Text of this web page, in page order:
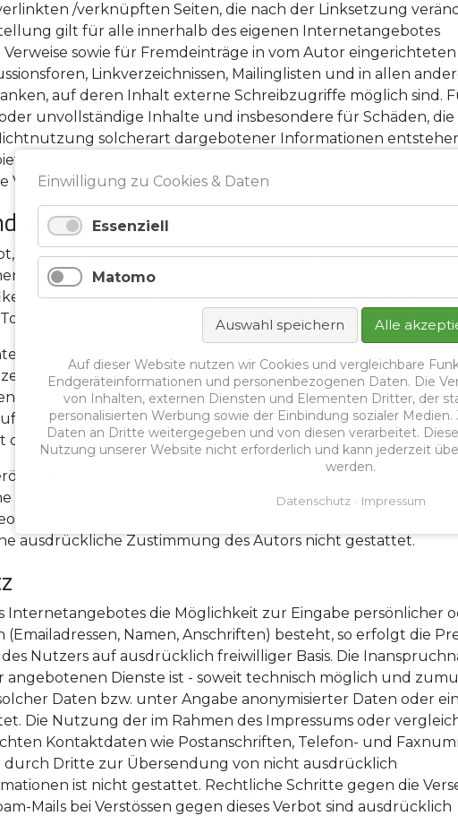
/verknüpften Seiten, die nach der Linksetzung
gilt für alle innerhalb des eigenen Internetangebotes
sowie für Fremdeinträge in vom Autor eingerichteten
Linkverzeichnissen, Mailinglisten und in allen
auf deren Inhalt externe Schreibzugriffe möglich sind.
unvollständige Inhalte und insbesondere für Schäden, die
solcherart dargebotener Informationen
der Seite, auf welche verwiesen wurde, nicht derjenige,
Veröffentlichung lediglich verweist.
Kennzeichenrecht
in allen Publikationen die Urheberrechte der verwendeten
Videosequenzen und Texte zu beachten, von ihm selbst
Tondokumente, Videosequenzen und Texte zu nutzen
Tondokumente, Videosequenzen und Texte zurückzugreifen.
genannten und ggf. durch Dritte geschützten
unterliegen uneingeschränkt den Bestimmungen des
und den Besitzrechten der jeweiligen eingetragenen
der bloßen Nennung ist nicht der Schluss zu ziehen,
durch Rechte Dritter geschützt sind!
vom Autor selbst erstellte Objekte bleibt allein
Vervielfältigung oder Verwendung solcher Grafiken,
und Texte in anderen elektronischen oder
ausdrückliche Zustimmung des Autors nicht gestattet.
Internetangebotes die Möglichkeit zur Eingabe persönlicher
Namen, Anschriften) besteht, so erfolgt die
Nutzers auf ausdrücklich freiwilliger Basis. Die
Dienste ist - soweit technisch möglich und
Daten bzw. unter Angabe anonymisierter Daten oder
Die Nutzung der im Rahmen des Impressums oder
Kontaktdaten wie Postanschriften, Telefon- und
durch Dritte zur Übersendung von nicht ausdrücklich
ist nicht gestattet. Rechtliche Schritte gegen die
Mails bei Verstössen gegen dieses Verbot sind ausdrücklich
Einwilligung zu Cookies & Daten
Essenziell
Matomo
Auswahl speichern Alle
Auf dieser Website nutzen wir Cookies und vergleichbare
Endgeräteinformationen und personenbezogenen Daten. Die
von Inhalten, externen Diensten und Elementen Dritter, der
personalisierten Werbung sowie der Einbindung sozialer
Daten an Dritte weitergegeben und von diesen verarbeitet.
Nutzung unserer Website nicht erforderlich und kann jederzeit
werden.
Datenschutz Impressum